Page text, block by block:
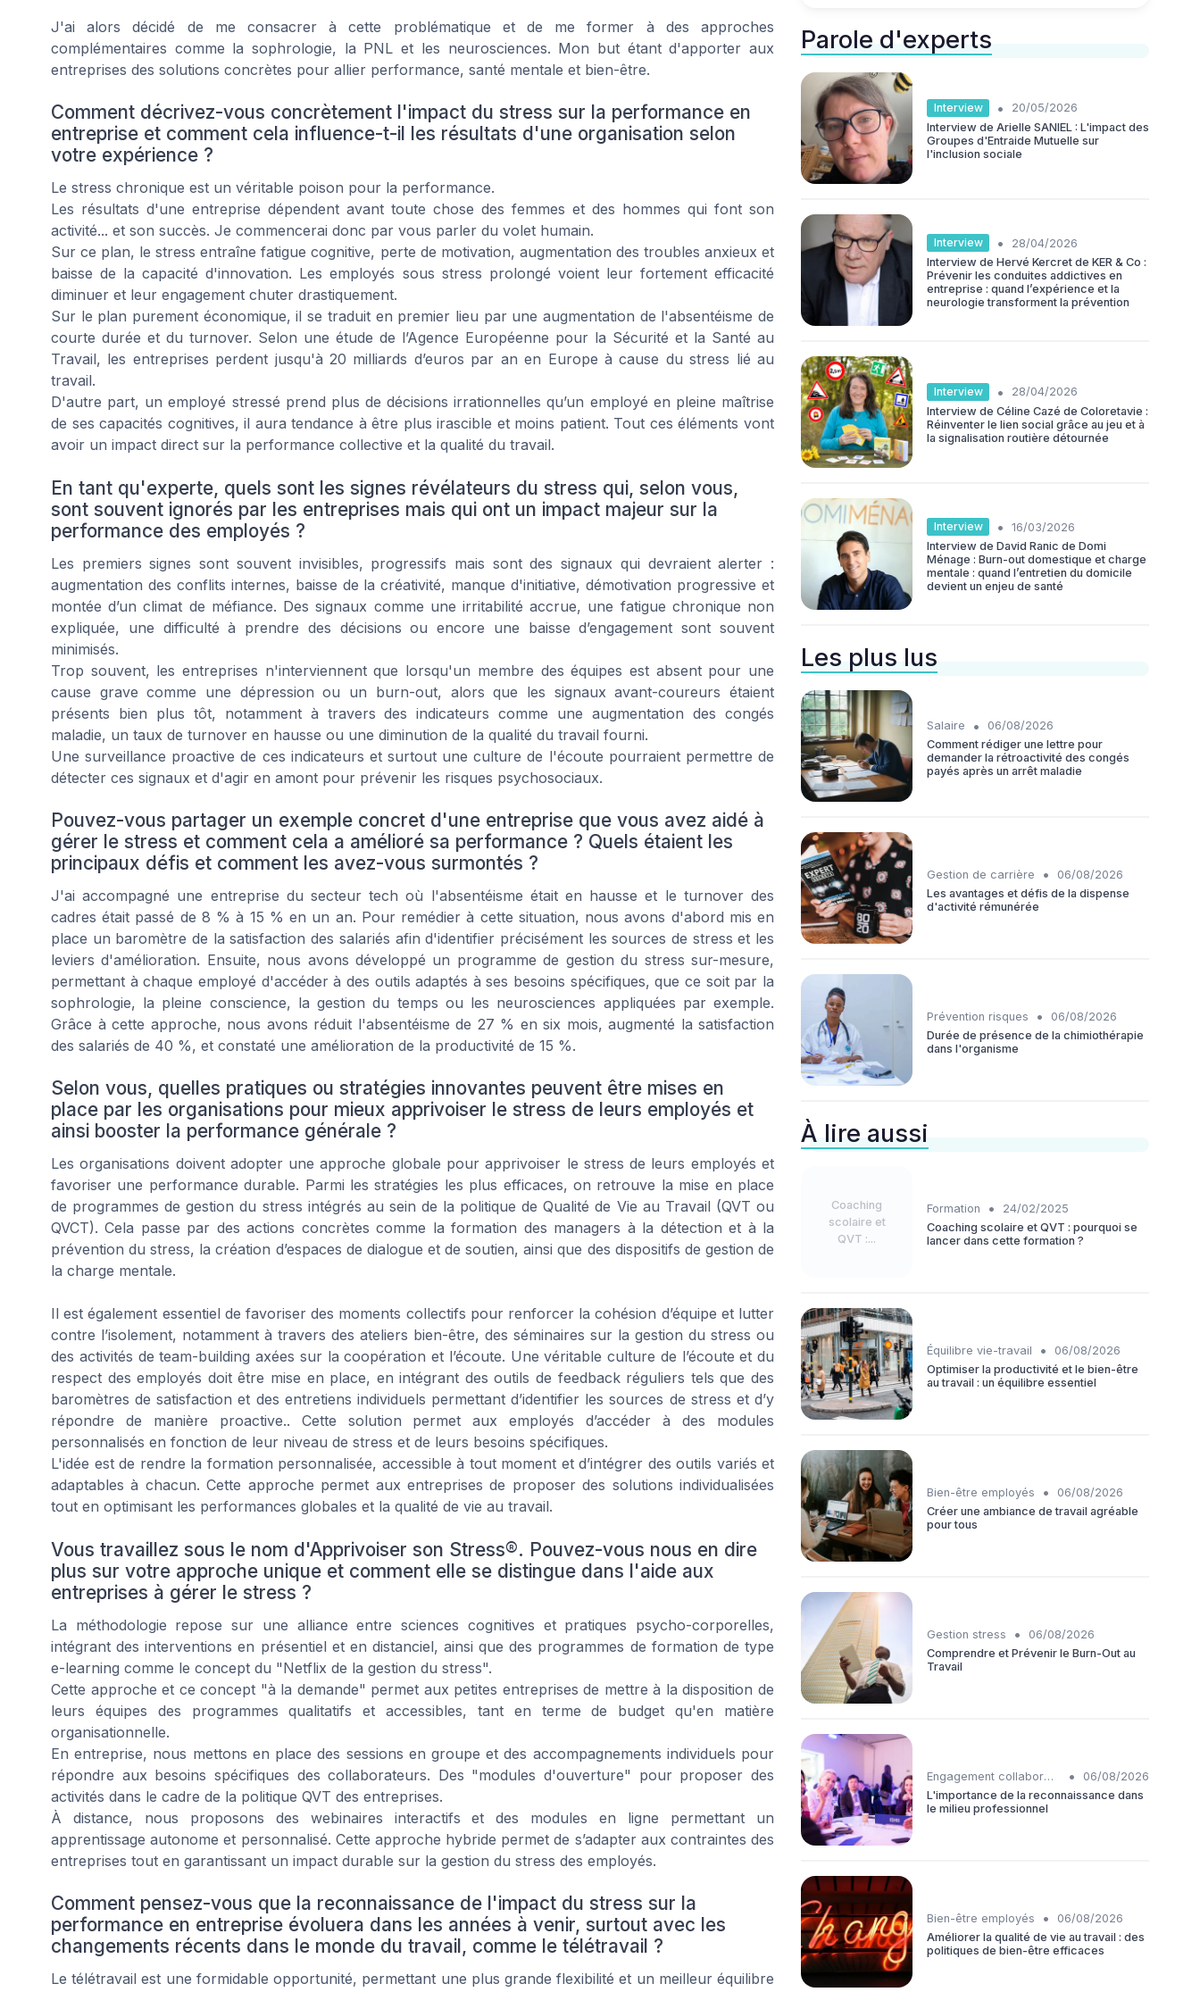
J'ai alors décidé de me consacrer à cette problématique et de me former à des approches
complémentaires comme la sophrologie, la PNL et les neurosciences. Mon but étant d'apporter aux
entreprises des solutions concrètes pour allier performance, santé mentale et bien-être.
Comment décrivez-vous concrètement l'impact du stress sur la performance en
entreprise et comment cela influence-t-il les résultats d'une organisation selon
votre expérience ?
Le stress chronique est un véritable poison pour la performance.
Les résultats d'une entreprise dépendent avant toute chose des femmes et des hommes qui font son
activité... et son succès. Je commencerai donc par vous parler du volet humain.
Sur ce plan, le stress entraîne fatigue cognitive, perte de motivation, augmentation des troubles anxieux et
baisse de la capacité d'innovation. Les employés sous stress prolongé voient leur fortement efficacité
diminuer et leur engagement chuter drastiquement.
Sur le plan purement économique, il se traduit en premier lieu par une augmentation de l'absentéisme de
courte durée et du turnover. Selon une étude de l’Agence Européenne pour la Sécurité et la Santé au
Travail, les entreprises perdent jusqu'à 20 milliards d’euros par an en Europe à cause du stress lié au
travail.
D'autre part, un employé stressé prend plus de décisions irrationnelles qu’un employé en pleine maîtrise
de ses capacités cognitives, il aura tendance à être plus irascible et moins patient. Tout ces éléments vont
avoir un impact direct sur la performance collective et la qualité du travail.
En tant qu'experte, quels sont les signes révélateurs du stress qui, selon vous,
sont souvent ignorés par les entreprises mais qui ont un impact majeur sur la
performance des employés ?
Les premiers signes sont souvent invisibles, progressifs mais sont des signaux qui devraient alerter :
augmentation des conflits internes, baisse de la créativité, manque d'initiative, démotivation progressive et
montée d’un climat de méfiance. Des signaux comme une irritabilité accrue, une fatigue chronique non
expliquée, une difficulté à prendre des décisions ou encore une baisse d’engagement sont souvent
minimisés.
Trop souvent, les entreprises n'interviennent que lorsqu'un membre des équipes est absent pour une
cause grave comme une dépression ou un burn-out, alors que les signaux avant-coureurs étaient
présents bien plus tôt, notamment à travers des indicateurs comme une augmentation des congés
maladie, un taux de turnover en hausse ou une diminution de la qualité du travail fourni.
Une surveillance proactive de ces indicateurs et surtout une culture de l'écoute pourraient permettre de
détecter ces signaux et d'agir en amont pour prévenir les risques psychosociaux.
Pouvez-vous partager un exemple concret d'une entreprise que vous avez aidé à
gérer le stress et comment cela a amélioré sa performance ? Quels étaient les
principaux défis et comment les avez-vous surmontés ?
J'ai accompagné une entreprise du secteur tech où l'absentéisme était en hausse et le turnover des
cadres était passé de 8 % à 15 % en un an. Pour remédier à cette situation, nous avons d'abord mis en
place un baromètre de la satisfaction des salariés afin d'identifier précisément les sources de stress et les
leviers d'amélioration. Ensuite, nous avons développé un programme de gestion du stress sur-mesure,
permettant à chaque employé d'accéder à des outils adaptés à ses besoins spécifiques, que ce soit par la
sophrologie, la pleine conscience, la gestion du temps ou les neurosciences appliquées par exemple.
Grâce à cette approche, nous avons réduit l'absentéisme de 27 % en six mois, augmenté la satisfaction
des salariés de 40 %, et constaté une amélioration de la productivité de 15 %.
Selon vous, quelles pratiques ou stratégies innovantes peuvent être mises en
place par les organisations pour mieux apprivoiser le stress de leurs employés et
ainsi booster la performance générale ?
Les organisations doivent adopter une approche globale pour apprivoiser le stress de leurs employés et
favoriser une performance durable. Parmi les stratégies les plus efficaces, on retrouve la mise en place
de programmes de gestion du stress intégrés au sein de la politique de Qualité de Vie au Travail (QVT ou
QVCT). Cela passe par des actions concrètes comme la formation des managers à la détection et à la
prévention du stress, la création d’espaces de dialogue et de soutien, ainsi que des dispositifs de gestion de
la charge mentale.
Il est également essentiel de favoriser des moments collectifs pour renforcer la cohésion d’équipe et lutter
contre l’isolement, notamment à travers des ateliers bien-être, des séminaires sur la gestion du stress ou
des activités de team-building axées sur la coopération et l’écoute. Une véritable culture de l’écoute et du
respect des employés doit être mise en place, en intégrant des outils de feedback réguliers tels que des
baromètres de satisfaction et des entretiens individuels permettant d’identifier les sources de stress et d’y
répondre de manière proactive.. Cette solution permet aux employés d’accéder à des modules
personnalisés en fonction de leur niveau de stress et de leurs besoins spécifiques.
L'idée est de rendre la formation personnalisée, accessible à tout moment et d’intégrer des outils variés et
adaptables à chacun. Cette approche permet aux entreprises de proposer des solutions individualisées
tout en optimisant les performances globales et la qualité de vie au travail.
Vous travaillez sous le nom d'Apprivoiser son Stress®. Pouvez-vous nous en dire
plus sur votre approche unique et comment elle se distingue dans l'aide aux
entreprises à gérer le stress ?
La méthodologie repose sur une alliance entre sciences cognitives et pratiques psycho-corporelles,
intégrant des interventions en présentiel et en distanciel, ainsi que des programmes de formation de type
e-learning comme le concept du "Netflix de la gestion du stress".
Cette approche et ce concept "à la demande" permet aux petites entreprises de mettre à la disposition de
leurs équipes des programmes qualitatifs et accessibles, tant en terme de budget qu'en matière
organisationnelle.
En entreprise, nous mettons en place des sessions en groupe et des accompagnements individuels pour
répondre aux besoins spécifiques des collaborateurs. Des "modules d'ouverture" pour proposer des
activités dans le cadre de la politique QVT des entreprises.
À distance, nous proposons des webinaires interactifs et des modules en ligne permettant un
apprentissage autonome et personnalisé. Cette approche hybride permet de s’adapter aux contraintes des
entreprises tout en garantissant un impact durable sur la gestion du stress des employés.
Comment pensez-vous que la reconnaissance de l'impact du stress sur la
performance en entreprise évoluera dans les années à venir, surtout avec les
changements récents dans le monde du travail, comme le télétravail ?
Le télétravail est une formidable opportunité, permettant une plus grande flexibilité et un meilleur équilibre
Parole d'experts
Interview •
20/05/2026
Interview de Arielle SANIEL : L'impact des
Groupes d'Entraide Mutuelle sur
l'inclusion sociale
Interview •
28/04/2026
Interview de Hervé Kercret de KER & Co :
Prévenir les conduites addictives en
entreprise : quand l’expérience et la
neurologie transforment la prévention
Interview •
28/04/2026
Interview de Céline Cazé de Coloretavie :
Réinventer le lien social grâce au jeu et à
la signalisation routière détournée
Interview •
16/03/2026
Interview de David Ranic de Domi
Ménage : Burn-out domestique et charge
mentale : quand l’entretien du domicile
devient un enjeu de santé
Les plus lus
Salaire •
06/08/2026
Comment rédiger une lettre pour
demander la rétroactivité des congés
payés après un arrêt maladie
Gestion de carrière •
06/08/2026
Les avantages et défis de la dispense
d'activité rémunérée
Prévention risques •
06/08/2026
Durée de présence de la chimiothérapie
dans l'organisme
À lire aussi
Coaching
scolaire et
QVT :...
Formation •
24/02/2025
Coaching scolaire et QVT : pourquoi se
lancer dans cette formation ?
Équilibre vie-travail •
06/08/2026
Optimiser la productivité et le bien-être
au travail : un équilibre essentiel
Bien-être employés •
06/08/2026
Créer une ambiance de travail agréable
pour tous
Gestion stress •
06/08/2026
Comprendre et Prévenir le Burn-Out au
Travail
Engagement collaborateurs •
06/08/2026
L'importance de la reconnaissance dans
le milieu professionnel
Bien-être employés •
06/08/2026
Améliorer la qualité de vie au travail : des
politiques de bien-être efficaces